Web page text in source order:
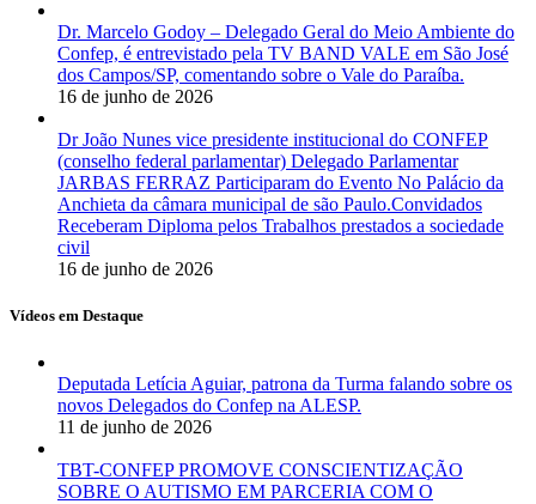
Dr. Marcelo Godoy – Delegado Geral do Meio Ambiente do
Confep, é entrevistado pela TV BAND VALE em São José
dos Campos/SP, comentando sobre o Vale do Paraíba.
16 de junho de 2026
Dr João Nunes vice presidente institucional do CONFEP
(conselho federal parlamentar) Delegado Parlamentar
JARBAS FERRAZ Participaram do Evento No Palácio da
Anchieta da câmara municipal de são Paulo.Convidados
Receberam Diploma pelos Trabalhos prestados a sociedade
civil
16 de junho de 2026
Vídeos em Destaque
Deputada Letícia Aguiar, patrona da Turma falando sobre os
novos Delegados do Confep na ALESP.
11 de junho de 2026
TBT-CONFEP PROMOVE CONSCIENTIZAÇÃO
SOBRE O AUTISMO EM PARCERIA COM O